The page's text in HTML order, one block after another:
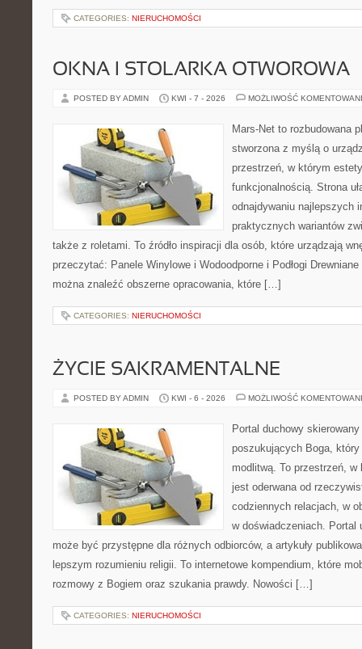
CATEGORIES: NIERUCHOMOŚCI
OKNA I STOLARKA OTWOROWA
POSTED BY ADMIN KWI - 7 - 2026 MOŻLIWOŚĆ
Mars-Net to rozbudowana
stworzona z myślą o
przestrzeń, w którym
funkcjonalnością. Strona
odnajdywaniu najlepszych
praktycznych wariantów
także z roletami. To źródło inspiracji dla osób, które urządzają
przeczytać: Panele Winylowe i Wodoodporne i Podłogi
można znaleźć obszerne opracowania, które […]
CATEGORIES: NIERUCHOMOŚCI
ŻYCIE SAKRAMENTALNE
POSTED BY ADMIN KWI - 6 - 2026 MOŻLIWOŚĆ
Portal duchowy
poszukujących Boga,
modlitwą. To przestrzeń,
jest oderwana od
codziennych relacjach, w
w doświadczeniach.
może być przystępne dla różnych odbiorców, a artykuły
lepszym rozumieniu religii. To internetowe kompendium, które
rozmowy z Bogiem oraz szukania prawdy. Nowości […]
CATEGORIES: NIERUCHOMOŚCI